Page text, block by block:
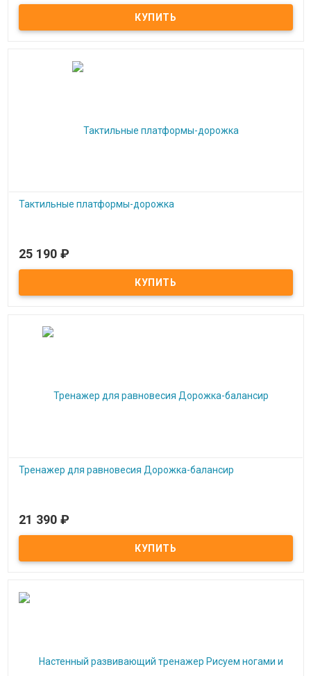
Тренажер Лабиринт Спираль
Тактильные платформы-дорожка
Под заказ
Тактильные платформы-дорожка
25 190 ₽
Тренажер для равновесия Дорожка-балансир
В наличии
Тренажер для равновесия Дорожка-балансир
21 390 ₽